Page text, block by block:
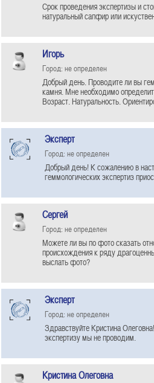
Срок проведения экспертизы и
натуральный сапфир или
Игорь
Город: не определен
Добрый день. Проводите ли вы
камня. Мне необходимо
Возраст. Натуральность.
Эксперт
Город: не определен
Добрый день! К сожалению в
геммологических экспертиз
Сергей
Город: не определен
Можете ли вы по фото сказать
происхождения к ряду
выслать фото?
Эксперт
Город: не определен
Здравствуйте Кристина
экспертизу мы не проводим.
Кристина Олеговна